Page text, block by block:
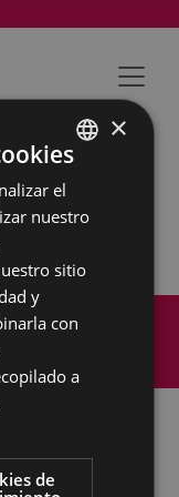
legal
BASQUE
SPANISH
×
el
nuestro
sitio
y
con
a
de